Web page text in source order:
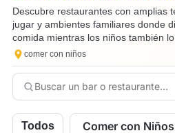
Descubre restaurantes con amplias
jugar y ambientes familiares donde
comida mientras los niños también
comer con niños
Todos